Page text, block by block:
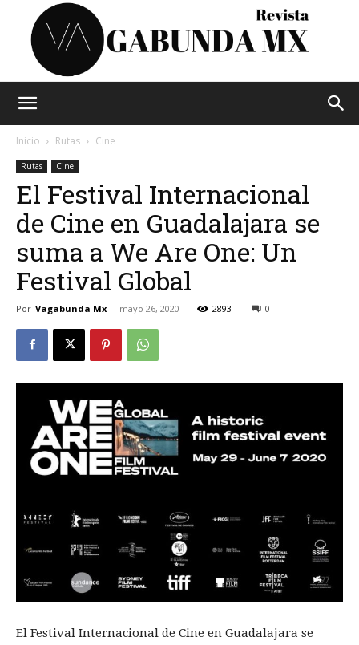
Mx
Inicio Rutas Cine
Rutas Cine
El Festival Internacional
de Cine en Guadalajara se
suma a We Are One: Un
Festival Global
Por Vagabunda Mx - mayo 26, 2020 2893 0
El Festival Internacional de Cine en Guadalajara se